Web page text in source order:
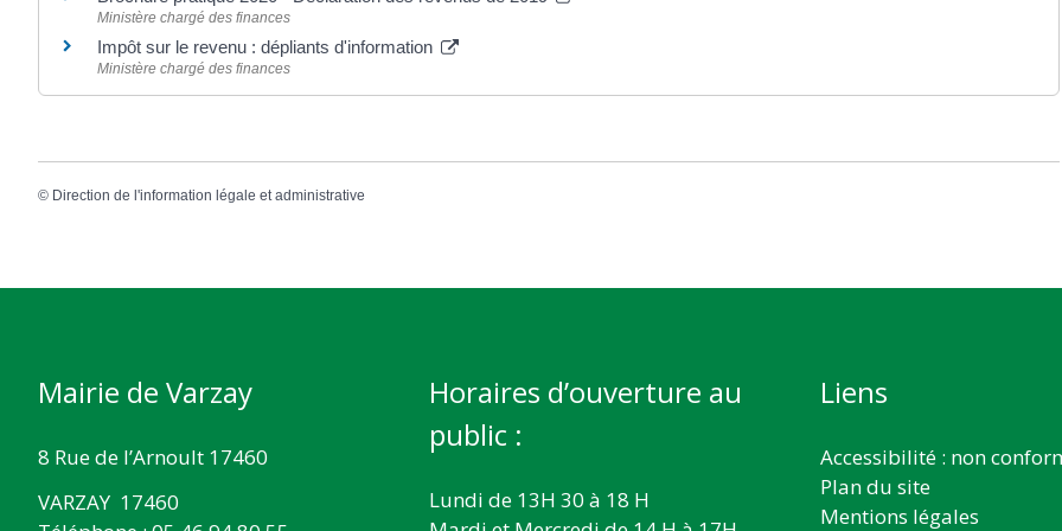
Ministère chargé des finances
Impôt sur le revenu : dépliants d'information
Ministère chargé des finances
© Direction de l'information légale et administrative
Mairie de Varzay
8 Rue de l’Arnoult 17460
VARZAY 17460
Horaires d’ouverture au
public :
Lundi de 13H 30 à 18 H
Liens
Accessibilité : non
Plan du site
Mentions légales